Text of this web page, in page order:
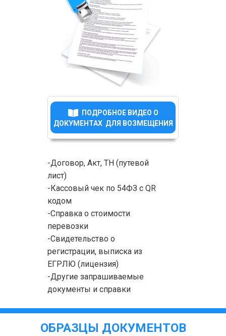
-Договор, Акт, ТН (путевой
лист)
-Кассовый чек по 54ФЗ с QR
кодом
-Справка о стоимости
перевозки
-Свидетельство о
регистрации, выписка из
ЕГРЛЮ (лицензия)
-Другие запрашиваемые
документы и справки
ПОДРОБНОЕ ВИДЕО О
ДОКУМЕНТАХ ДЛЯ ВОЗМЕЩЕНИЯ
ОБРАЗЦЫ ДОКУМЕНТОВ